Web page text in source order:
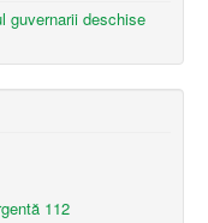
guvernarii deschise
112